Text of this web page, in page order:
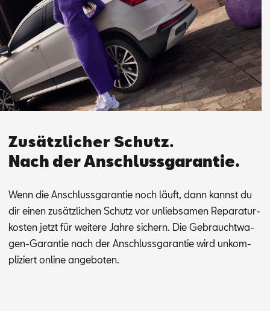
Zusätzlicher Schutz.
Nach der Anschlussgarantie.
Wenn die An­schluss­ga­ran­tie noch läuft, dann kannst du
dir ei­nen zu­sätz­li­chen Schutz vor un­lieb­sa­men Re­pa­ra­tur­
kos­ten jetzt für wei­te­re Jah­re si­chern. Die Ge­braucht­wa­
gen-Ga­ran­tie nach der An­schluss­ga­ran­tie wird un­kom­
pli­ziert on­line an­ge­bo­ten.